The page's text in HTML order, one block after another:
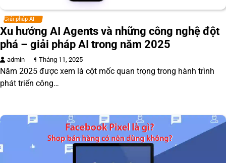
Giải pháp AI
Xu hướng AI Agents và những công nghệ đột
phá – giải pháp AI trong năm 2025
admin 1 Tháng 11, 2025
Năm 2025 được xem là cột mốc quan trọng trong hành trình
phát triển công…